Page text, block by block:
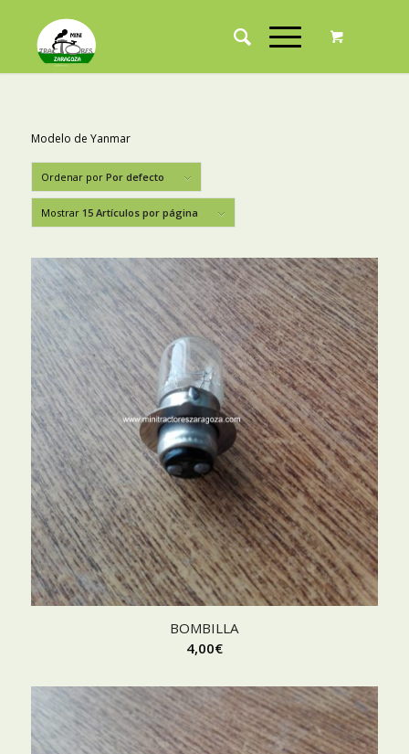
Modelo de Yanmar
Ordenar por Por defecto
Mostrar 15 Artículos por página
BOMBILLA
4,00€